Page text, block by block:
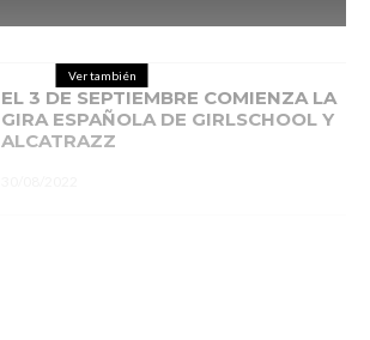
Ver también
EL 3 DE SEPTIEMBRE COMIENZA LA
GIRA ESPAÑOLA DE GIRLSCHOOL Y
ALCATRAZZ